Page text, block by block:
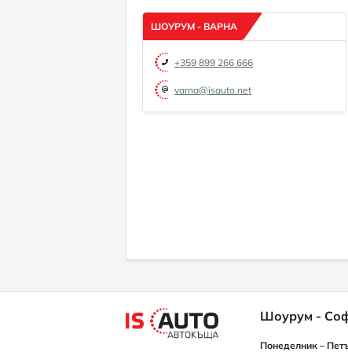
ШОУРУМ - ВАРНА
+359 899 266 666
varna@isauto.net
Шоурум -
Понеделник –